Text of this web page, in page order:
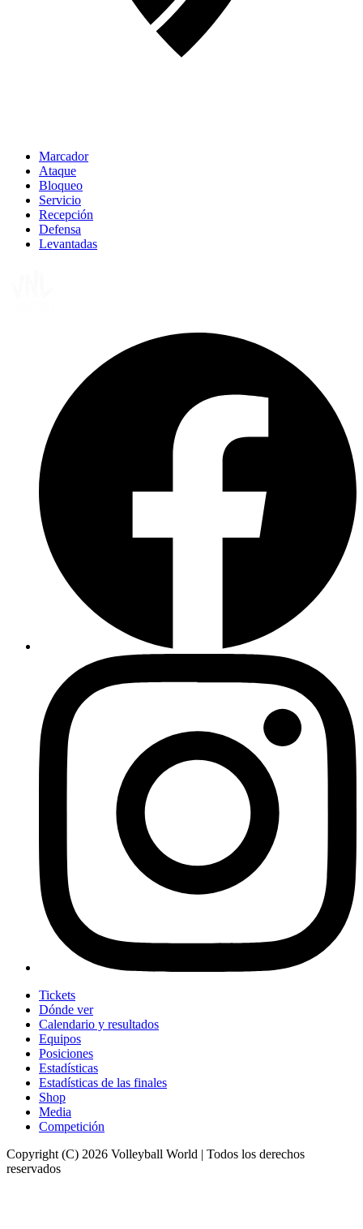
Marcador
Ataque
Bloqueo
Servicio
Recepción
Defensa
Levantadas
Tickets
Dónde ver
Calendario y resultados
Equipos
Posiciones
Estadísticas
Estadísticas de las finales
Shop
Media
Competición
Copyright (C) 2026 Volleyball World | Todos los derechos
reservados